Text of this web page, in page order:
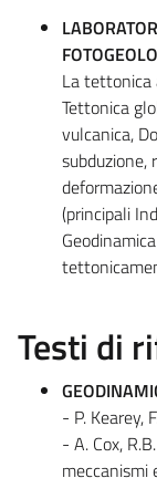
La tettonica
Tettonica
vulcanica,
(principali
Testi di
- P. Kearey,
- A. Cox,
meccanismi